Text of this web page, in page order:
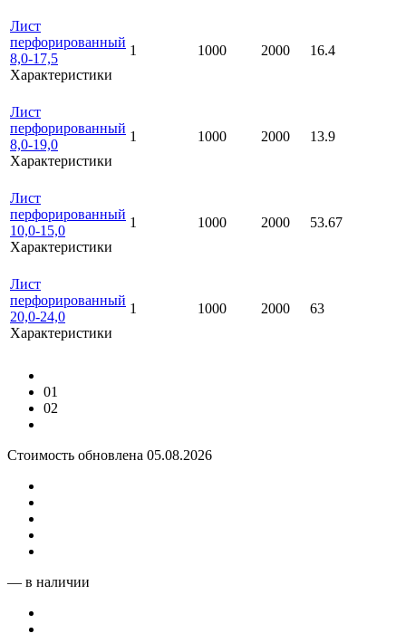
Лист
перфорированный
8,0-17,5
Характеристики
1 1000 2000 16.4
Лист
перфорированный
8,0-19,0
Характеристики
1 1000 2000 13.9
Лист
перфорированный
10,0-15,0
Характеристики
1 1000 2000 53.67
Лист
перфорированный
20,0-24,0
Характеристики
1 1000 2000 63
01
02
Стоимость обновлена 05.08.2026
— в наличии